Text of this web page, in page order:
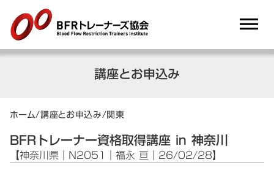
講座とお申込み
ホーム/講座とお申込み/関東
BFRトレーナー資格取得講座 in 神奈川
【神奈川県｜N2051｜福永 亘｜26/02/28】
dehaze